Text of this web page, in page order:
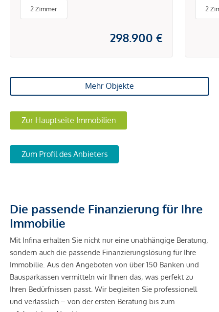
2 Zimmer
298.900 €
2
Mehr Objekte
Zur Hauptseite Immobilien
Zum Profil des Anbieters
Die passende Finanzierung für Ihre
Immobilie
Mit Infina erhalten Sie nicht nur eine unabhängige Beratung,
sondern auch die passende Finanzierungslösung für Ihre
Immobilie. Aus den Angeboten von über 150 Banken und
Bausparkassen vermitteln wir Ihnen das, was perfekt zu
Ihren Bedürfnissen passt. Wir begleiten Sie professionell
und verlässlich – von der ersten Beratung bis zum